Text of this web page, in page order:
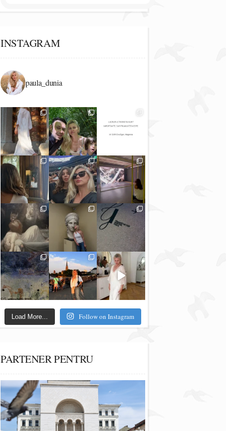
INSTAGRAM
paula_dunia
Load More... Follow on Instagram
PARTENER PENTRU